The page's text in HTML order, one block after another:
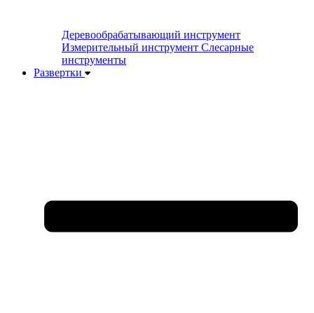
Деревообрабатывающий инструмент
Измерительный инструмент Слесарные
инструменты
Развертки